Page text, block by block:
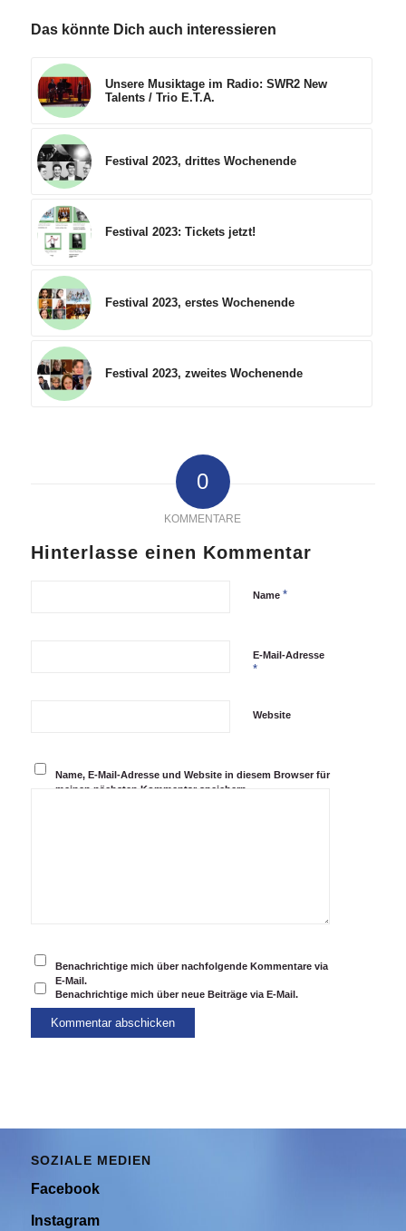
Das könnte Dich auch interessieren
Unsere Musiktage im Radio: SWR2 New
Talents / Trio E.T.A.
Festival 2023, drittes Wochenende
Festival 2023: Tickets jetzt!
Festival 2023, erstes Wochenende
Festival 2023, zweites Wochenende
0
KOMMENTARE
Hinterlasse einen Kommentar
Name *
E-Mail-Adresse
*
Website
Name, E-Mail-Adresse und Website in diesem Browser für
meinen nächsten Kommentar speichern.
Benachrichtige mich über nachfolgende Kommentare via
E-Mail.
Benachrichtige mich über neue Beiträge via E-Mail.
SOZIALE MEDIEN
Facebook
Instagram